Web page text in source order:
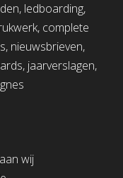
wij
ledboarding,
complete
nieuwsbrieven,
jaarverslagen,